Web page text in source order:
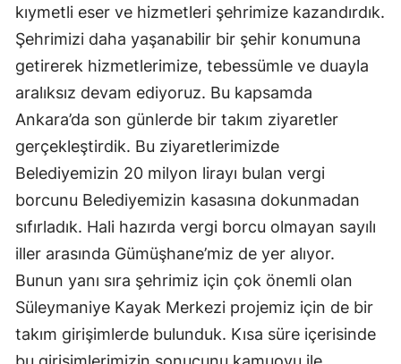
Manisa
Kahramanmaraş
Mardin
Muğla
Muş
Nevşehir
Niğde
Ordu
Rize
Sakarya
kıymetli eser ve hizmetleri şehrimize kazandırdık.
Şehrimizi daha yaşanabilir bir şehir konumuna
getirerek hizmetlerimize, tebessümle ve duayla
aralıksız devam ediyoruz. Bu kapsamda
Ankara’da son günlerde bir takım ziyaretler
gerçekleştirdik. Bu ziyaretlerimizde
Belediyemizin 20 milyon lirayı bulan vergi
borcunu Belediyemizin kasasına dokunmadan
sıfırladık. Hali hazırda vergi borcu olmayan sayılı
iller arasında Gümüşhane’miz de yer alıyor.
Bunun yanı sıra şehrimiz için çok önemli olan
Süleymaniye Kayak Merkezi projemiz için de bir
takım girişimlerde bulunduk. Kısa süre içerisinde